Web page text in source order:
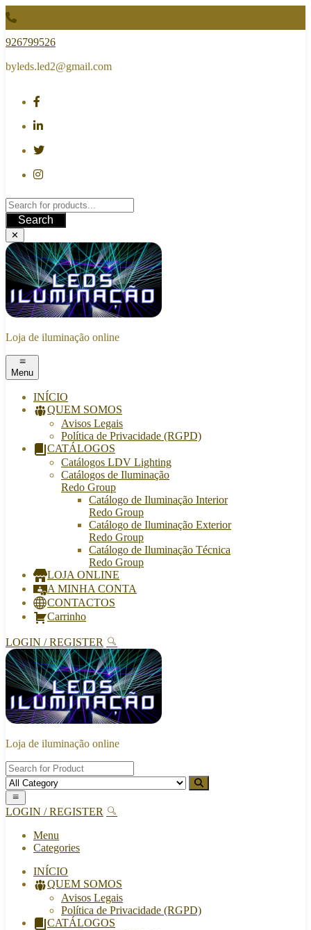
Skip
to
content
926799526
byleds.led2@gmail.com
Search
✕
Loja de iluminação online
Menu
INÍCIO
QUEM SOMOS
Avisos Legais
Política de Privacidade (RGPD)
CATÁLOGOS
Catálogos LDV Lighting
Catálogos de Iluminação
Redo Group
Catálogo de Iluminação Interior
Redo Group
Catálogo de Iluminação Exterior
Redo Group
Catálogo de Iluminação Técnica
Redo Group
LOJA ONLINE
A MINHA CONTA
CONTACTOS
Carrinho
LOGIN / REGISTER
Loja de iluminação online
LOGIN / REGISTER
Menu
Categories
INÍCIO
QUEM SOMOS
Avisos Legais
Política de Privacidade (RGPD)
CATÁLOGOS